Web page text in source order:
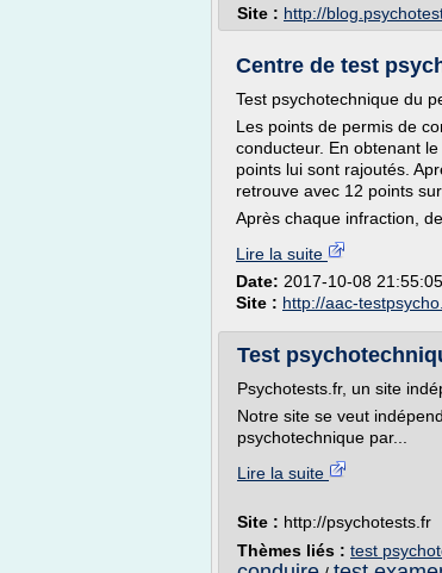
Site : http://
Centre de test
Test psychotechnique du
Les points de permis de
conducteur. En obtenant
points lui sont rajoutés.
retrouve avec 12 points
Après chaque infraction,
Lire la suite
Date: 2017-10-08 21:55:05
Site : http://aac-
Test
Psychotests.fr, un site
Notre site se veut
psychotechnique par...
Lire la suite
Site : http://psychotests.fr
Thèmes liés : test